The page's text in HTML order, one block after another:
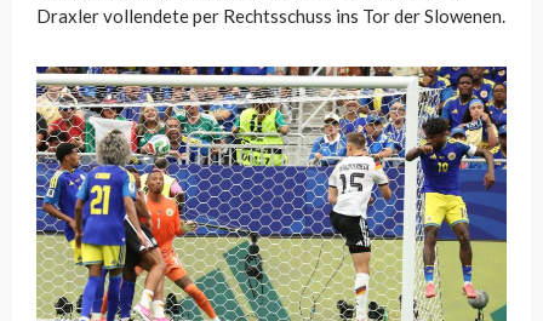
Draxler vollendete per Rechtsschuss ins Tor der Slowenen.